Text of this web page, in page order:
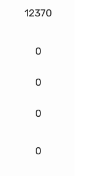
12370
0
0
0
0